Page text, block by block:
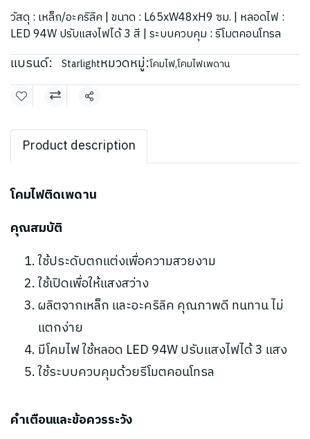
วัสดุ : เหล็ก/อะคริลิค | ขนาด : L65xW48xH9 ซม. | หลอดไฟ :
LED 94W ปรับแสงไฟได้ 3 สี | ระบบควบคุม : รีโมตคอนโทรล
แบรนด์: Starlightหมวดหมู่:โคมไฟ,โคมไฟเพดาน
แชร์
Product description
โคมไฟติดเพดาน
คุณสมบัติ
ใช้ประดับตกแต่งเพื่อความสวยงาม
ใช้เปิดเพื่อให้แสงสว่าง
ผลิตจากเหล็ก และอะคริลิค คุณภาพดี ทนทาน ไม่
แตกง่าย
มีโคมไฟ ใช้หลอด LED 94W ปรับแสงไฟได้ 3 แสง
ใช้ระบบควบคุมด้วยรีโมตคอนโทรล
คำเตือนและข้อควรระวัง